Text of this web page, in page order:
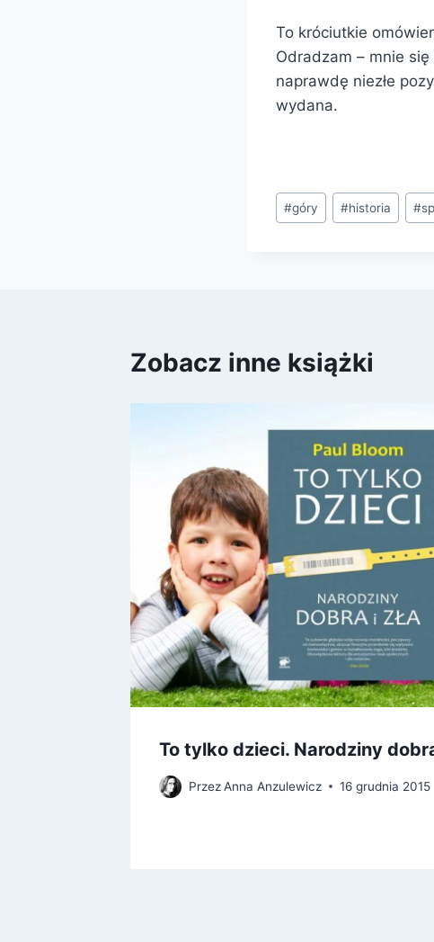
To króciutkie
Odradzam – mnie
naprawdę niezłe
wydana.
Tagi
wpisu:
#góry #historia #
Zobacz inne książki
To tylko dzieci. Narodziny
PrzezAnna Anzulewicz 16 grudnia 2015